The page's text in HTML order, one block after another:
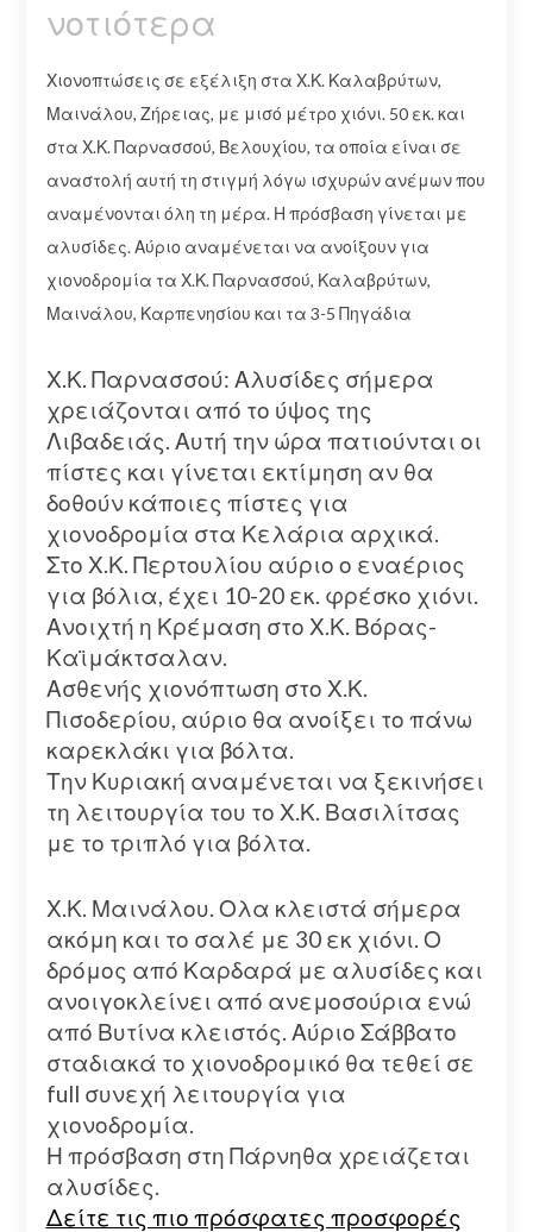
νοτιότερα
Χιονοπτώσεις σε εξέλιξη στα Χ.Κ. Καλαβρύτων,
Μαινάλου, Ζήρειας, με μισό μέτρο χιόνι. 50 εκ. και
στα Χ.Κ. Παρνασσού, Βελουχίου, τα οποία είναι σε
αναστολή αυτή τη στιγμή λόγω ισχυρών ανέμων που
αναμένονται όλη τη μέρα. Η πρόσβαση γίνεται με
αλυσίδες. Αύριο αναμένεται να ανοίξουν για
χιονοδρομία τα Χ.Κ. Παρνασσού, Καλαβρύτων,
Μαινάλου, Καρπενησίου και τα 3-5 Πηγάδια
Χ.Κ. Παρνασσού: Αλυσίδες σήμερα
χρειάζονται από το ύψος της
Λιβαδειάς. Αυτή την ώρα πατιούνται οι
πίστες και γίνεται εκτίμηση αν θα
δοθούν κάποιες πίστες για
χιονοδρομία στα Κελάρια αρχικά.
Στο Χ.Κ. Περτουλίου αύριο ο εναέριος
για βόλια, έχει 10-20 εκ. φρέσκο χιόνι.
Ανοιχτή η Κρέμαση στο Χ.Κ. Βόρας-
Καϊμάκτσαλαν.
Ασθενής χιονόπτωση στο Χ.Κ.
Πισοδερίου, αύριο θα ανοίξει το πάνω
καρεκλάκι για βόλτα.
Την Κυριακή αναμένεται να ξεκινήσει
τη λειτουργία του το Χ.Κ. Βασιλίτσας
με το τριπλό για βόλτα.
Χ.Κ. Μαινάλου. Ολα κλειστά σήμερα
ακόμη και το σαλέ με 30 εκ χιόνι. Ο
δρόμος από Καρδαρά με αλυσίδες και
ανοιγοκλείνει από ανεμοσούρια ενώ
από Βυτίνα κλειστός. Αύριο Σάββατο
σταδιακά το χιονοδρομικό θα τεθεί σε
full συνεχή λειτουργία για
χιονοδρομία.
Η πρόσβαση στη Πάρνηθα χρειάζεται
αλυσίδες.
Δείτε τις πιο πρόσφατες προσφορές